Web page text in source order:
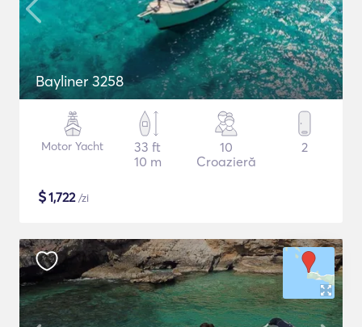
Bayliner 3258
Motor Yacht
33 ft
10 m
10
Croazieră
2
$1,722/zi